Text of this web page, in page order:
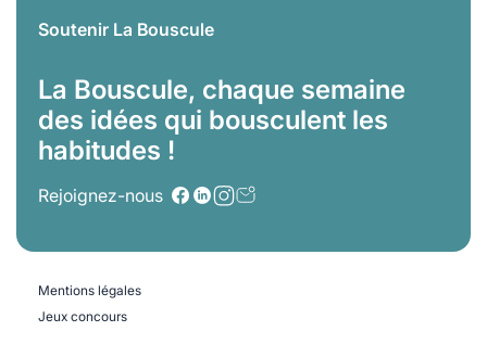
Soutenir La Bouscule
La Bouscule, chaque semaine
des idées qui bousculent les
habitudes !
Rejoignez-nous
Mentions légales
Jeux concours